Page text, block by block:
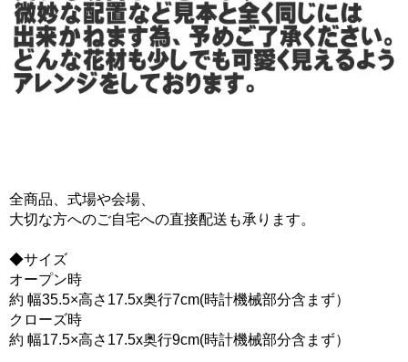
全商品、式場や会場、
大切な方へのご自宅への直接配送も承ります。
◆サイズ
オープン時
約 幅35.5×高さ17.5x奥行7cm(時計機械部分含まず）
クローズ時
約 幅17.5×高さ17.5x奥行9cm(時計機械部分含まず）